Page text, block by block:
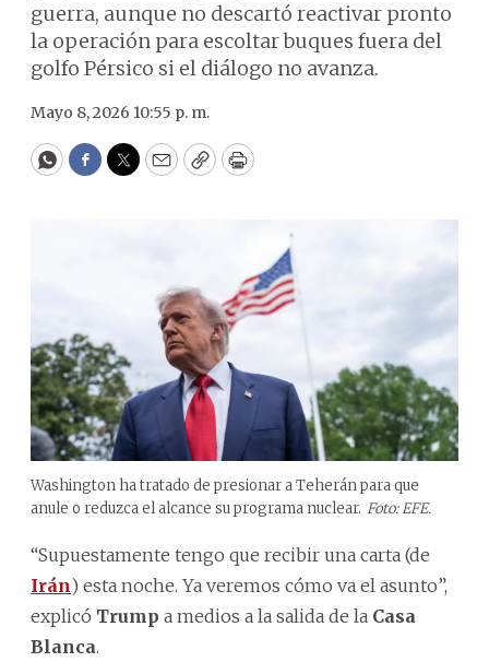
guerra, aunque no descartó reactivar pronto
la operación para escoltar buques fuera del
golfo Pérsico si el diálogo no avanza.
Mayo 8, 2026 10:55 p. m.
WhatsApp
Facebook
Twitter
EmailCopyPrint
Washington ha tratado de presionar a Teherán para que
anule o reduzca el alcance su programa nuclear. Foto: EFE.
“Supuestamente tengo que recibir una carta (de
Irán) esta noche. Ya veremos cómo va el asunto”,
explicó Trump a medios a la salida de la Casa
Blanca.